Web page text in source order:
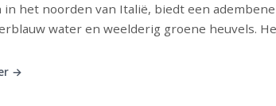
in het noorden van Italië, biedt een
water en weelderig groene heuvels.
→